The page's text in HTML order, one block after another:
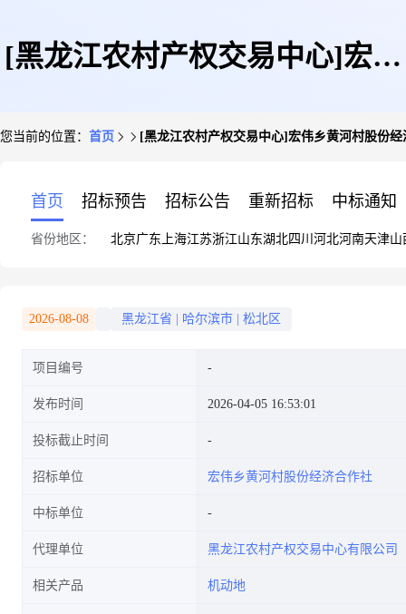
[黑龙江农村产权交易中心]宏伟
亩
您当前的位置： 首页 [黑龙江农村产权交易中心]宏伟乡黄河村股份
首页 招标预告 招标公告 重新招标 中标通知
省份地区： 北京广东 上海江苏浙江山东湖北四川 河北河南天津山
2026-08-08 黑龙江省 哈尔滨市 松北区
项目编号
发布时间 2026-04-05 16:53:01
投标截止时间
招标单位 宏伟乡黄河村股份经济合作社
中标单位
代理单位 黑龙江农村产权交易中心有限公司
相关产品 机动地